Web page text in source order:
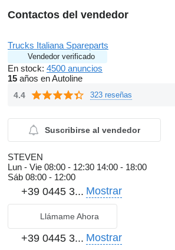
Contactos del vendedor
Trucks Italiana Spareparts
Vendedor verificado
En stock: 4500 anuncios
15 años en Autoline
4.4 323 reseñas
Suscribirse al vendedor
STEVEN
Lun - Vie 08:00 - 12:30 14:00 - 18:00
Sáb 08:00 - 12:00
+39 0445 3... Mostrar
Llámame Ahora
+39 0445 3... Mostrar